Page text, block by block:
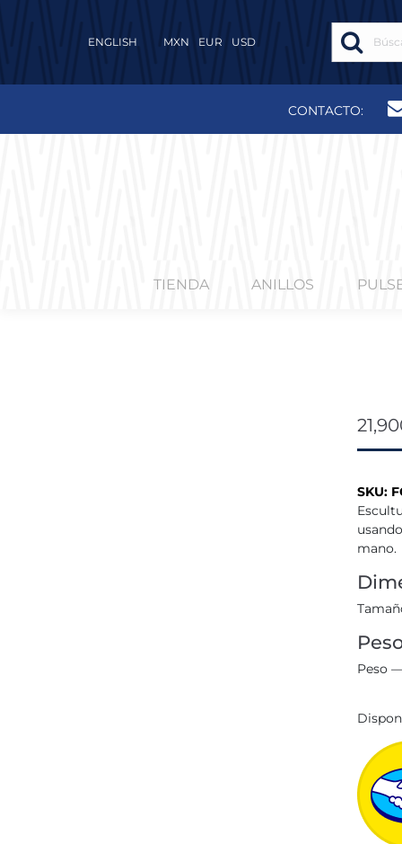
ENGLISH MXN EUR USD
CONTACTO:
TIENDA ANILLOS
SKU:
mano.
Peso